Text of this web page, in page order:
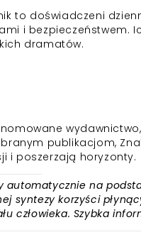
to doświadczeni
i bezpieczeństwem.
dramatów.
publikacjom,
i poszerzają horyzonty.
automatycznie na
syntezy korzyści
człowieka. Szybka